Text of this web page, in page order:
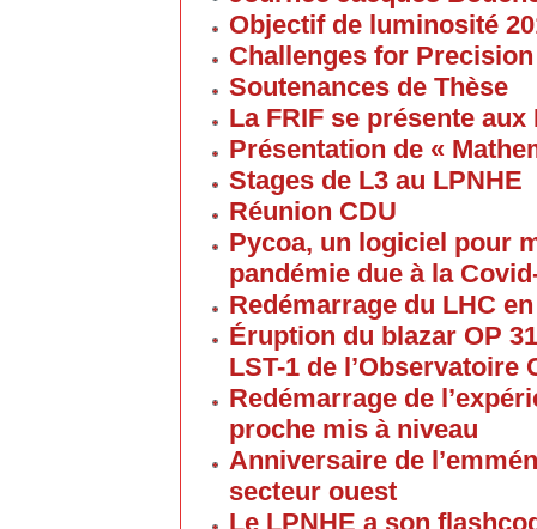
Objectif de luminosité
Challenges for
Soutenances de Thèse
La FRIF se présente aux
Présentation de «
Stages de L3 au LPNHE
Réunion CDU
Pycoa, un logiciel pour
pandémie due à la
Redémarrage du LHC en
Éruption du blazar OP
LST-1 de l’Observatoire
Redémarrage de
proche mis à niveau
Anniversaire de
secteur ouest
Le LPNHE a son